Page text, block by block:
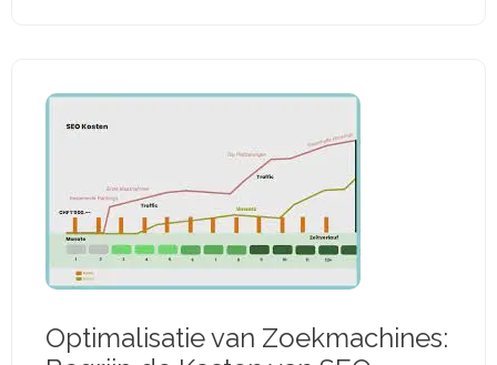
Optimalisatie van Zoekmachines: